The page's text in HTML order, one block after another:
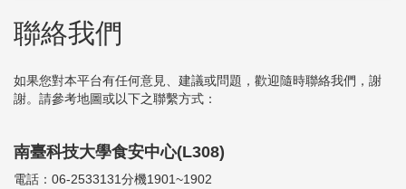
聯絡我們
如果您對本平台有任何意見、建議或問題，歡迎隨時聯絡我們，謝
謝。請參考地圖或以下之聯繫方式：
南臺科技大學食安中心(L308)
電話：06-2533131分機1901~1902